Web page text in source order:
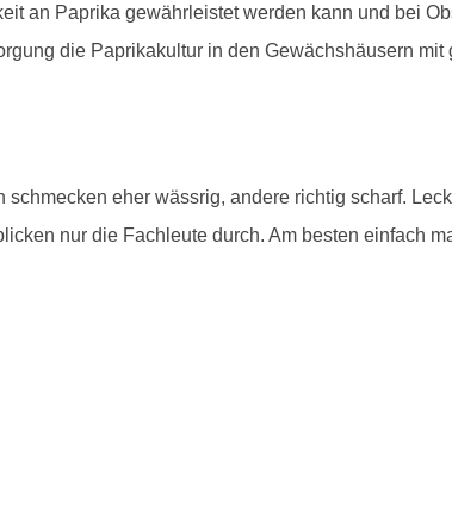
an Paprika gewährleistet werden kann und bei
die Paprikakultur in den Gewächshäusern mit
eher wässrig, andere richtig scharf.
nur die Fachleute durch. Am besten einfach